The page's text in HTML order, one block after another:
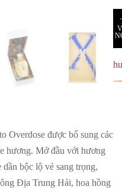
Overdose được bổ sung các
hương. Mở đầu với hương
bộc lộ vẻ sang trọng,
Địa Trung Hải, hoa hồng